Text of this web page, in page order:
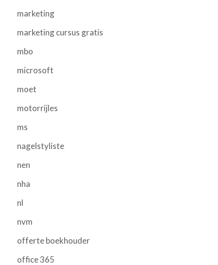
marketing
marketing cursus gratis
mbo
microsoft
moet
motorrijles
ms
nagelstyliste
nen
nha
nl
nvm
offerte boekhouder
office 365